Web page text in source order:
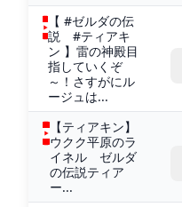
【 #ゼルダの伝
説 #ティアキ
ン 】雷の神殿目
指していくぞ
～！さすがにル
ージュは...
【ティアキン】
ウクク平原のラ
イネル ゼルダ
の伝説ティア
ー...